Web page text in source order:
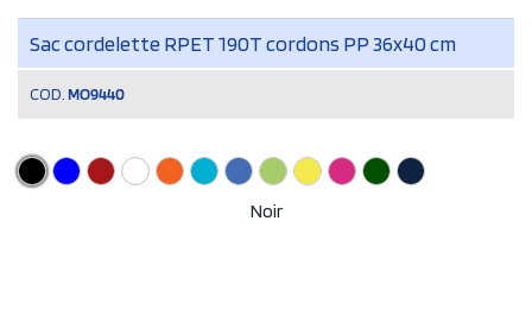
Sac cordelette RPET 190T cordons PP 36x40 cm
COD. MO9440
Noir